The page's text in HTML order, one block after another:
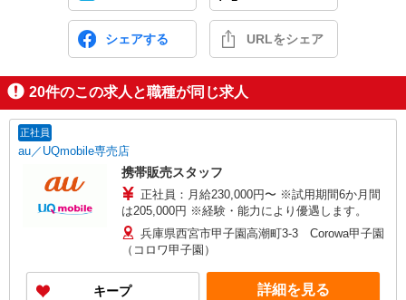
シェアする URLをシェア
20件のこの求人と職種が同じ求人
正社員
au／UQmobile専売店
携帯販売スタッフ
正社員：月給230,000円〜 ※試用期間6か月間
は205,000円 ※経験・能力により優遇します。
兵庫県西宮市甲子園高潮町3-3 Corowa甲子園
（コロワ甲子園）
キープ 詳細を見る